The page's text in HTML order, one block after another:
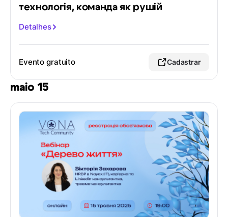
технологія, команда як рушій
Detalhes
Evento gratuito Cadastrar
maio 15